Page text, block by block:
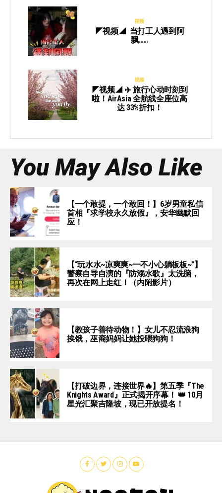
视频
◤视频◢ 当打工人遇到阿
飘……
视频
◤视频◢ ✈️ 旅行心动时刻到
啦！AirAsia 全航线全座位高
达 33%折扣！
You May Also Like
【一个敢提，一个敢回！】6岁男童私信
首相『求学校永久放假』，安华幽默回
应！
【“玩水水~凉爽爽~一不小心躺板板~”】
警察自导自演的『防溺水歌』太洗脑，
再次在网上走红！（内附影片）
【教孩子善待动物！】女儿不忍流浪狗
挨饿，巫裔妈妈让她投喂狗狗！
【打破边界，连接世界🔥】第五季『The
Knights Award』正式揭开序幕！ 👑 10月
星光汇聚吉隆坡，现已开放提名！